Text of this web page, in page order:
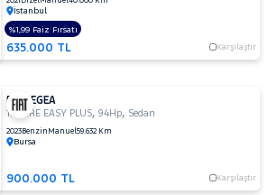
İstanbul
635.000 TL Karşılaştır
%1,99 Faiz Fırsatı
FIAT EGEA
1.4 FIRE EASY PLUS,94Hp, Sedan
2023Benzin Manuel59.632 Km
Bursa
900.000 TL Karşılaştır